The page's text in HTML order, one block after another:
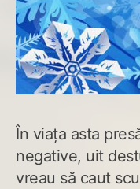
În viața asta
negative, uit
vreau să caut